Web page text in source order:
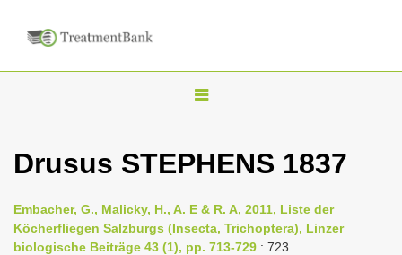
T
g
n
Drusus STEPHENS 1837
Embacher, G., Malicky, H., A. E & R. A, 2011, Liste der
Köcherfliegen Salzburgs (Insecta, Trichoptera), Linzer
biologische Beiträge 43 (1), pp. 713-729 : 723